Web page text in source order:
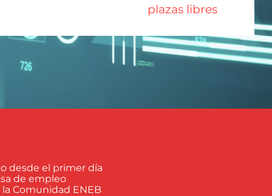
plazas libres
desde el primer día
de empleo
Comunidad ENEB